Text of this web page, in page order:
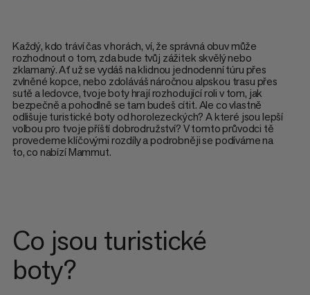
Každý, kdo tráví čas v horách, ví, že správná obuv může
rozhodnout o tom, zda bude tvůj zážitek skvělý nebo
zklamaný. Ať už se vydáš na klidnou jednodenní túru přes
zvlněné kopce, nebo zdoláváš náročnou alpskou trasu přes
sutě a ledovce, tvoje boty hrají rozhodující roli v tom, jak
bezpečně a pohodlně se tam budeš cítit. Ale co vlastně
odlišuje turistické boty od horolezeckých? A které jsou lepší
volbou pro tvoje příští dobrodružství? V tomto průvodci tě
provedeme klíčovými rozdíly a podrobněji se podíváme na
to, co nabízí Mammut.
Co jsou turistické
boty?